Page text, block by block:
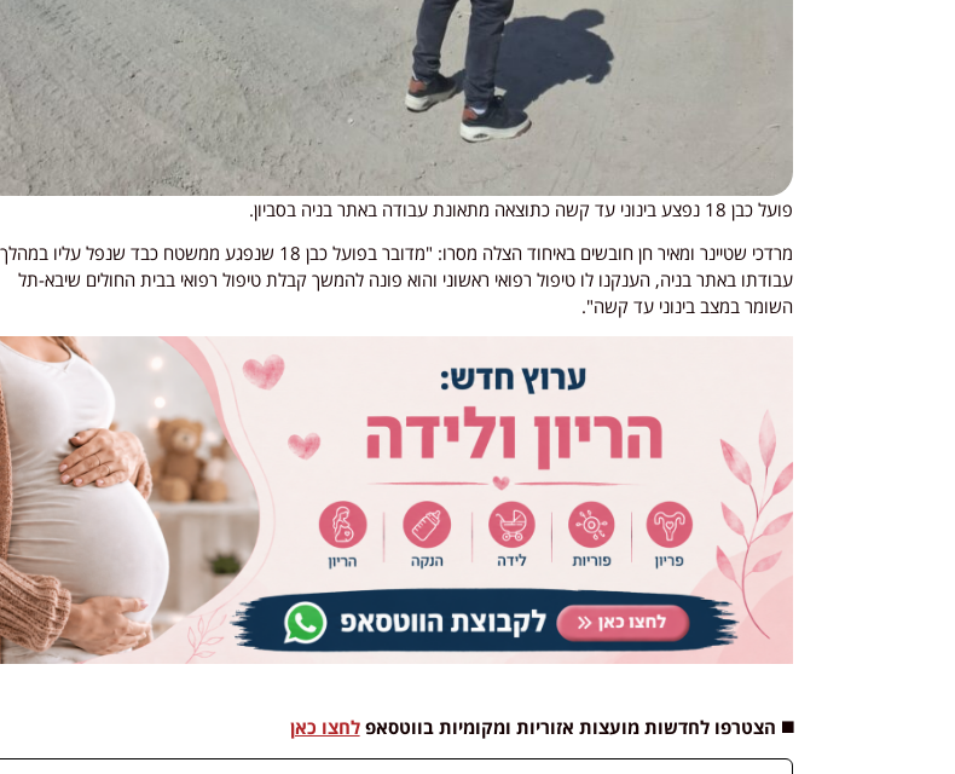
פועל כבן 18 נפצע בינוני עד קשה כתוצאה מתאונת עבודה באתר בניה בסביון.
מרדכי שטיינר ומאיר חן חובשים באיחוד הצלה מסרו: "מדובר בפועל כבן 18 שנפגע ממשטח כבד שנפל עליו במהלך
עבודתו באתר בניה, הענקנו לו טיפול רפואי ראשוני והוא פונה להמשך קבלת טיפול רפואי בבית החולים שיבא-תל
השומר במצב בינוני עד קשה".
◼️ הצטרפו לחדשות מועצות אזוריות ומקומיות בווטסאפלחצו כאן